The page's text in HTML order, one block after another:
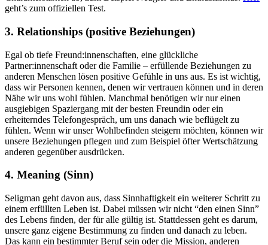
geht’s zum offiziellen Test.
3. Relationships (positive Beziehungen)
Egal ob tiefe Freund:innenschaften, eine glückliche
Partner:innenschaft oder die Familie – erfüllende Beziehungen zu
anderen Menschen lösen positive Gefühle in uns aus. Es ist wichtig,
dass wir Personen kennen, denen wir vertrauen können und in deren
Nähe wir uns wohl fühlen. Manchmal benötigen wir nur einen
ausgiebigen Spaziergang mit der besten Freundin oder ein
erheiterndes Telefongespräch, um uns danach wie beflügelt zu
fühlen. Wenn wir unser Wohlbefinden steigern möchten, können wir
unsere Beziehungen pflegen und zum Beispiel öfter Wertschätzung
anderen gegenüber ausdrücken.
4. Meaning (Sinn)
Seligman geht davon aus, dass Sinnhaftigkeit ein weiterer Schritt zu
einem erfüllten Leben ist. Dabei müssen wir nicht “den einen Sinn”
des Lebens finden, der für alle gültig ist. Stattdessen geht es darum,
unsere ganz eigene Bestimmung zu finden und danach zu leben.
Das kann ein bestimmter Beruf sein oder die Mission, anderen